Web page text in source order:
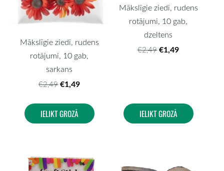
Mākslīgie ziedi, rudens
rotājumi, 10 gab,
sarkans
€2,49 €1,49
IELIKT GROZĀ
Mākslīgie ziedi, rudens
rotājumi, 10 gab,
dzeltens
€2,49 €1,49
IELIKT GROZĀ